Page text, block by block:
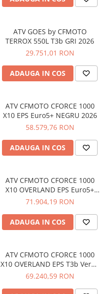
ATV GOES by CFMOTO
TERROX 550L T3b GRI 2026
29.751,01 RON
ADAUGA IN COS
ATV CFMOTO CFORCE 1000
X10 EPS Euro5+ NEGRU 2026
58.579,76 RON
ADAUGA IN COS
ATV CFMOTO CFORCE 1000
X10 OVERLAND EPS Euro5+
VERDE 2026
71.904,19 RON
ADAUGA IN COS
ATV CFMOTO CFORCE 1000
X10 OVERLAND EPS T3b Verde
2026
69.240,59 RON